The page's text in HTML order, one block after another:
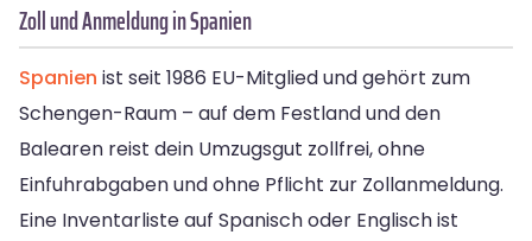
Zoll und Anmeldung in Spanien
Spanien ist seit 1986 EU-Mitglied und gehört zum
Schengen-Raum – auf dem Festland und den
Balearen reist dein Umzugsgut zollfrei, ohne
Einfuhrabgaben und ohne Pflicht zur Zollanmeldung.
Eine Inventarliste auf Spanisch oder Englisch ist